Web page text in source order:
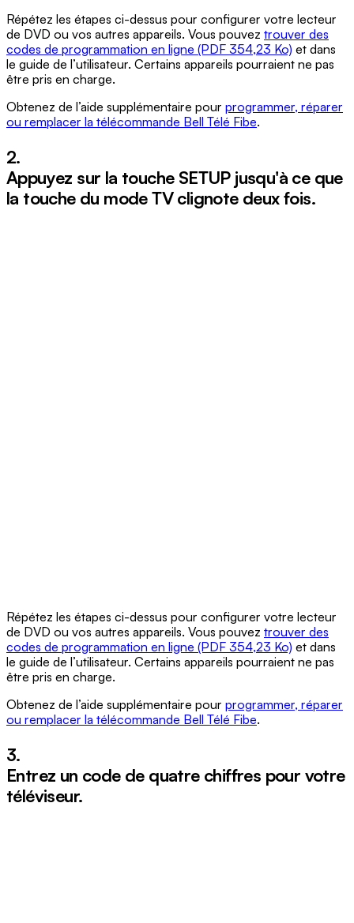
Répétez les étapes ci-dessus pour configurer votre lecteur
de DVD ou vos autres appareils. Vous pouvez trouver des
codes de programmation en ligne (PDF 354,23 Ko) et dans
le guide de l’utilisateur. Certains appareils pourraient ne pas
être pris en charge.
Obtenez de l’aide supplémentaire pour programmer, réparer
ou remplacer la télécommande Bell Télé Fibe.
2.
Appuyez sur la touche SETUPjusqu'à ce que
la touche du mode TV clignote deux fois.
Répétez les étapes ci-dessus pour configurer votre lecteur
de DVD ou vos autres appareils. Vous pouvez trouver des
codes de programmation en ligne (PDF 354,23 Ko) et dans
le guide de l’utilisateur. Certains appareils pourraient ne pas
être pris en charge.
Obtenez de l’aide supplémentaire pour programmer, réparer
ou remplacer la télécommande Bell Télé Fibe.
3.
Entrez un code de quatre chiffres pour votre
téléviseur.